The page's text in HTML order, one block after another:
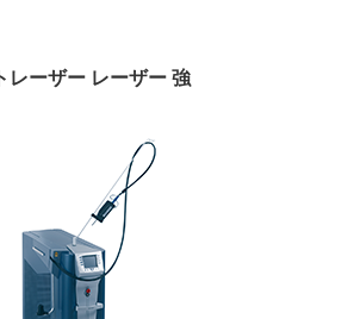
レーザー レーザー強